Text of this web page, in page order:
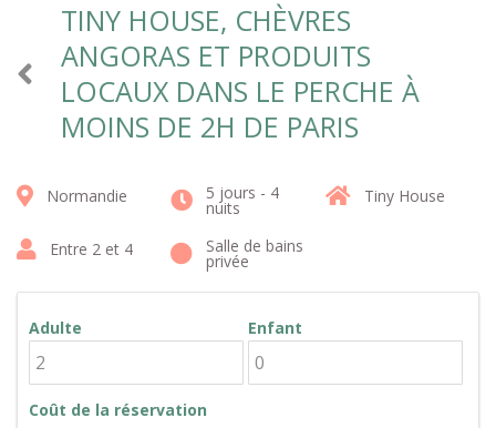
TINY HOUSE, CHÈVRES
ANGORAS ET PRODUITS
LOCAUX DANS LE PERCHE À
MOINS DE 2H DE PARIS
Normandie 5 jours - 4
nuits
Tiny House
Entre 2 et 4 Salle de bains
privée
Adulte Enfant
Coût de la réservation